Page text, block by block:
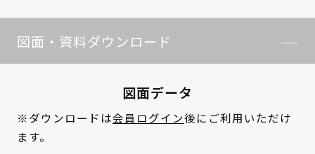
図面・資料ダウンロード
図面データ
※ダウンロードは会員ログイン後にご利用いただけ
ます。